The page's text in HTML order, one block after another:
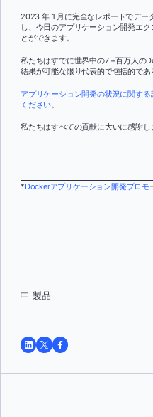
2023 年 1 月に完全なレポートでデー
し、今日のアプリケーション開発エ
とができます。
私たちはすでに世界中の7 +百万人の
結果が可能な限り代表的で包括的であ
アプリケーション開発の状況に関す
ください
私たちはすべての貢献に大いに感謝
*Dockerアプリケーション開発プロモ
製品